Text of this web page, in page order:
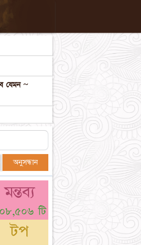
যেমন ~
মন্তব্য
টি
টপ